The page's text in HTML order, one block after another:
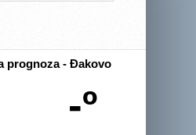
prognoza - Đakovo
-º